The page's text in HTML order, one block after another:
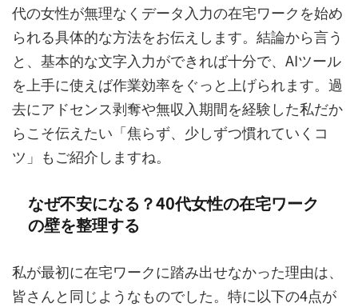
代の女性が無理なくデータ入力の在宅ワークを始め
られる具体的な方法をお伝えします。結論から言う
と、基本的な文字入力ができれば十分で、AIツール
を上手に使えば作業効率をぐっと上げられます。過
去にアドセンス剥奪や無収入期間を経験した私だか
らこそ伝えたい「焦らず、少しずつ慣れていくコ
ツ」もご紹介しますね。
なぜ不安になる？40代女性の在宅ワーク
の壁を整理する
私が最初に在宅ワークに踏み出せなかった理由は、
皆さんと同じようなものでした。特に以下の4点が